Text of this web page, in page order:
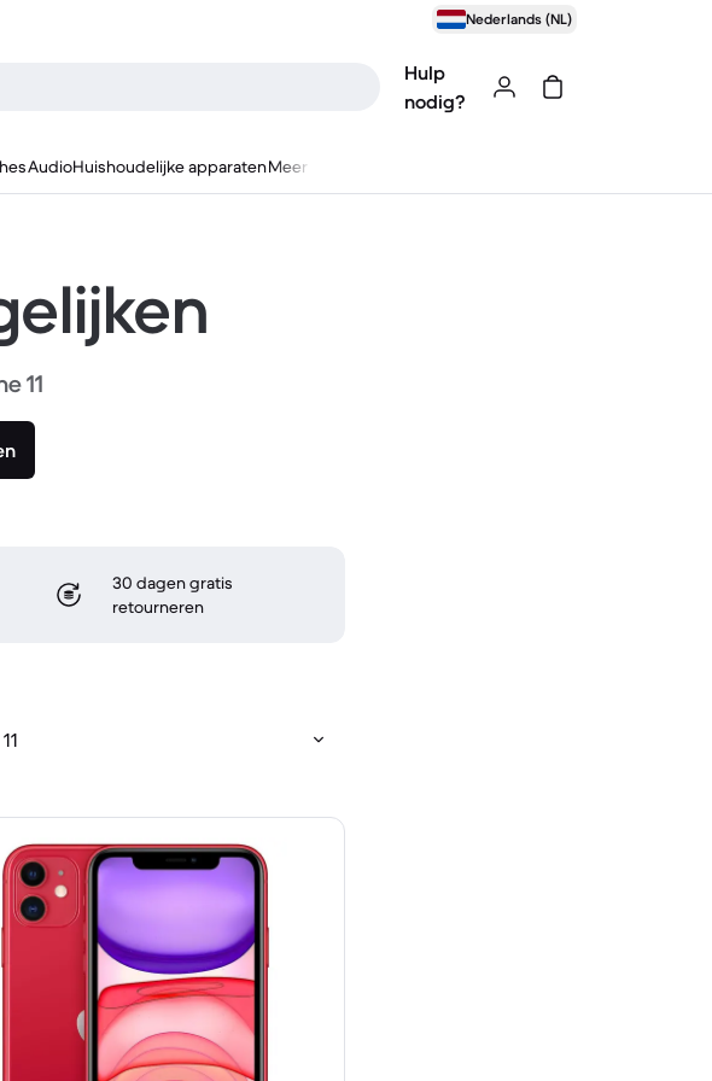
Nederlands (NL)
Hulp
nodig?
AudioHuishoudelijke apparatenMeer
11
30 dagen gratis
retourneren